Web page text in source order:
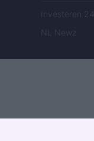
Investeren 24
NL Newz